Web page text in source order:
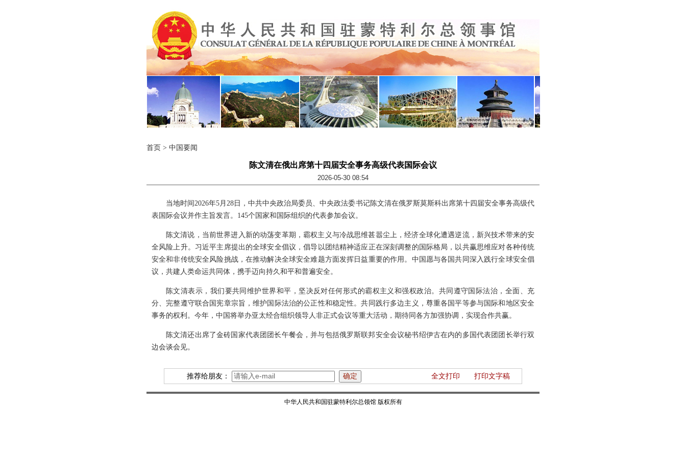
首页 > 中国要闻
陈文清在俄出席第十四届安全事务高级代表国际会议
2026-05-30 08:54
当地时间2026年5月28日，中共中央政治局委员、中央政法委书记陈文清在俄罗斯莫斯科出席第十四届安全事务高级代
表国际会议并作主旨发言。145个国家和国际组织的代表参加会议。
陈文清说，当前世界进入新的动荡变革期，霸权主义与冷战思维甚嚣尘上，经济全球化遭遇逆流，新兴技术带来的安
全风险上升。习近平主席提出的全球安全倡议，倡导以团结精神适应正在深刻调整的国际格局，以共赢思维应对各种传统
安全和非传统安全风险挑战，在推动解决全球安全难题方面发挥日益重要的作用。中国愿与各国共同深入践行全球安全倡
议，共建人类命运共同体，携手迈向持久和平和普遍安全。
陈文清表示，我们要共同维护世界和平，坚决反对任何形式的霸权主义和强权政治。共同遵守国际法治，全面、充
分、完整遵守联合国宪章宗旨，维护国际法治的公正性和稳定性。共同践行多边主义，尊重各国平等参与国际和地区安全
事务的权利。今年，中国将举办亚太经合组织领导人非正式会议等重大活动，期待同各方加强协调，实现合作共赢。
陈文清还出席了金砖国家代表团团长午餐会，并与包括俄罗斯联邦安全会议秘书绍伊古在内的多国代表团团长举行双
边会谈会见。
推荐给朋友： 全文打印 打印文字稿
中华人民共和国驻蒙特利尔总领馆 版权所有